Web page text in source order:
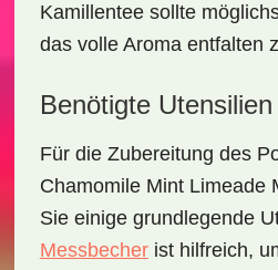
Kamillentee sollte
das volle Aroma entfalten
Benötigte Utensilien
Für die Zubereitung des
Chamomile Mint Limeade
Sie einige grundlegende
Messbecherist hilfreich,